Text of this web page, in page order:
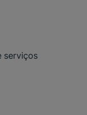
serviços